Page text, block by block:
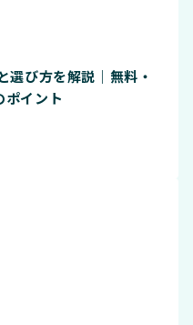
選び方を解説｜無料・
ポイント